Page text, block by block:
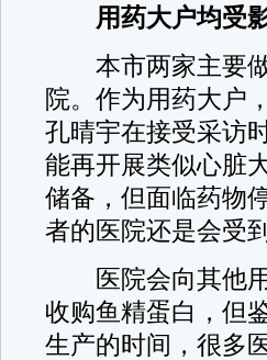
用药大户均受
本市两家主要做
院。作为用药大户
孔晴宇在接受采访
能再开展类似心脏
储备，但面临药物
者的医院还是会受
医院会向其他用
收购鱼精蛋白，但
生产的时间，很多